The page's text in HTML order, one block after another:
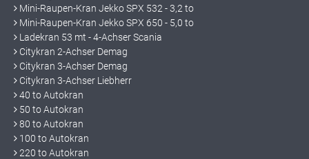
Mini-Raupen-Kran Jekko SPX 532 - 3,2 to
Mini-Raupen-Kran Jekko SPX 650 - 5,0 to
Ladekran 53 mt - 4-Achser Scania
Citykran 2-Achser Demag
Citykran 3-Achser Demag
Citykran 3-Achser Liebherr
40 to Autokran
50 to Autokran
80 to Autokran
100 to Autokran
220 to Autokran